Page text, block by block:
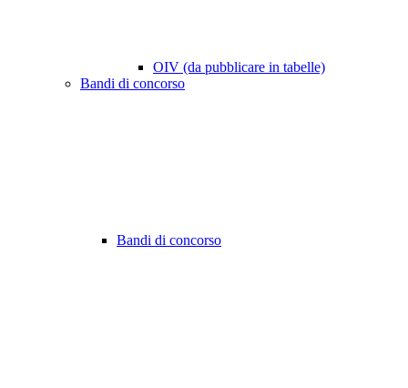
OIV (da pubblicare in tabelle)
Bandi di concorso
Bandi di concorso